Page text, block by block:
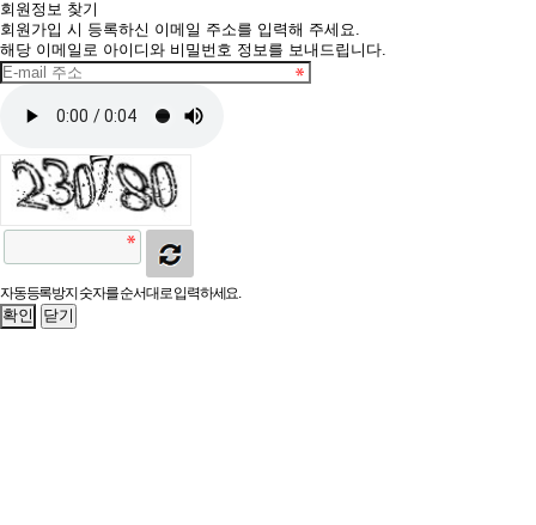
회원정보 찾기
회원가입 시 등록하신 이메일 주소를 입력해 주세요.
해당 이메일로 아이디와 비밀번호 정보를 보내드립니다.
자동등록방지 숫자를 순서대로 입력하세요.
닫기